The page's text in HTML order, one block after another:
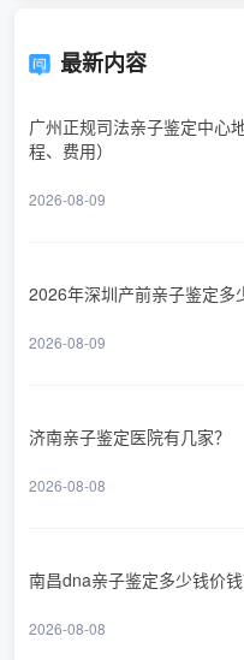
最新内容
广州正规司法亲子鉴定中心
程、费用）
2026-08-09
2026年深圳产前亲子鉴定多
2026-08-09
济南亲子鉴定医院有几家？
2026-08-08
南昌dna亲子鉴定多少钱价钱
2026-08-08